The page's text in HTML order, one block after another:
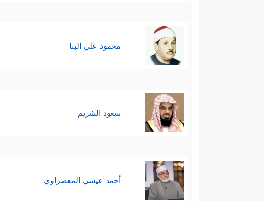
محمود علي البنا
سعود الشريم
أحمد عيسي المعصراوي